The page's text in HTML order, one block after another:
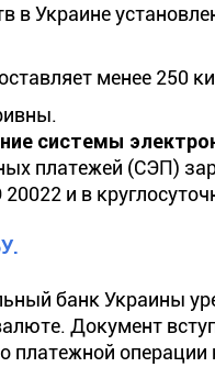
в Украине
менее 250
системы
платежей (СЭП)
и в
банк Украины
Документ
платежной